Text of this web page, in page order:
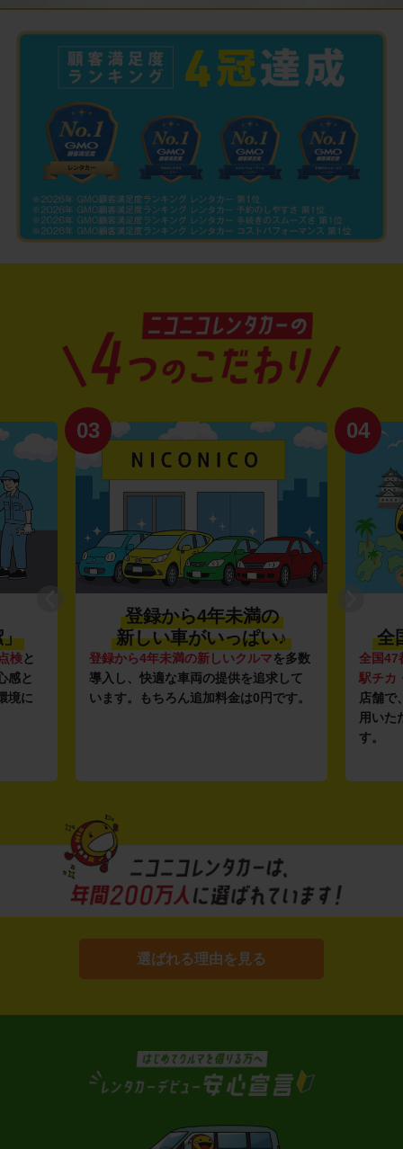
」
検と
感と
境に
03
登録から4年未満の
新しい車がいっぱい♪
登録から4年未満の新しいクルマを多数
導入し、快適な車両の提供を追求して
います。もちろん追加料金は0円です。
04
全
全国47
駅チカ
店舗で
用いた
す。
選ばれる理由を見る